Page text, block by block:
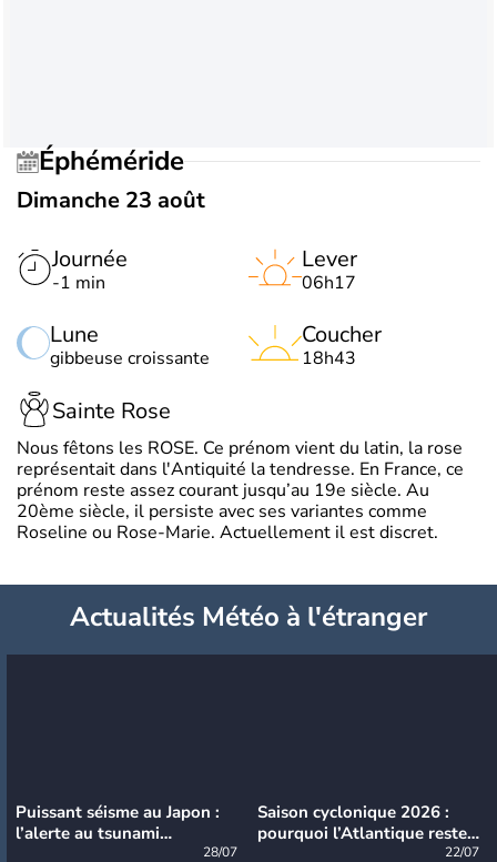
Éphéméride
Dimanche 23 août
Journée
-1 min
Lune
gibbeuse croissante
Lever
06h17
Coucher
18h43
Sainte Rose
Nous fêtons les ROSE. Ce prénom vient du latin, la rose
représentait dans l'Antiquité la tendresse. En France, ce
prénom reste assez courant jusqu’au 19e siècle. Au
20ème siècle, il persiste avec ses variantes comme
Roseline ou Rose-Marie. Actuellement il est discret.
Actualités Météo à l'étranger
Puissant séisme au Japon :
l’alerte au tsunami
28/07
Saison cyclonique 2026 :
pourquoi l’Atlantique reste
22/07